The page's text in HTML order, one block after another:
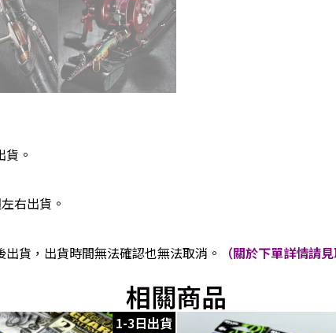
。
右出貨。
貨，出貨時間無法確認也無法取消。 （關於下單詳情請
相關商品
1-3日出貨